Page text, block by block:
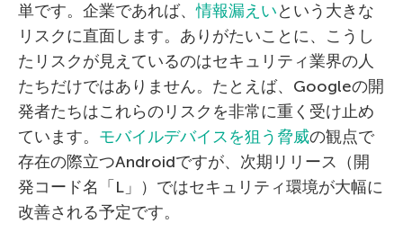
単です。企業であれば、情報漏えいという大きな
リスクに直面します。ありがたいことに、こうし
たリスクが見えているのはセキュリティ業界の人
たちだけではありません。たとえば、Googleの開
発者たちはこれらのリスクを非常に重く受け止め
ています。 モバイルデバイスを狙う脅威の観点で
存在の際立つAndroidですが、次期リリース（開
発コード名「L」）ではセキュリティ環境が大幅に
改善される予定です。